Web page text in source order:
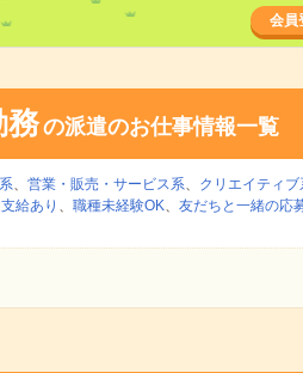
会員
務の派遣のお仕事情報一覧
、 営業・販売・サービス系、 クリエイティブ
給あり 、 職種未経験OK、 友だちと一緒の応